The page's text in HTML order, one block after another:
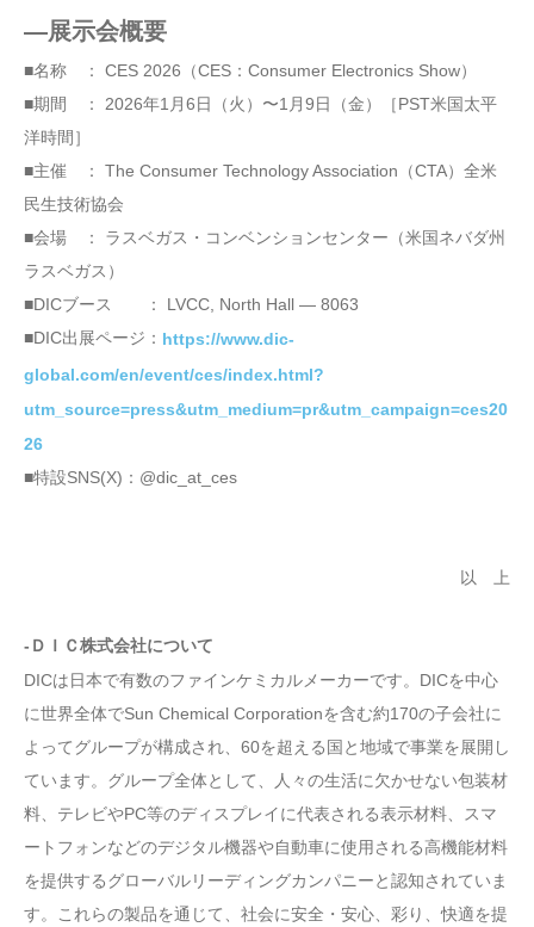
―展示会概要
■名称 ： CES 2026（CES：Consumer Electronics Show）
■期間 ： 2026年1月6日（火）〜1月9日（金）［PST米国太平
洋時間］
■主催 ： The Consumer Technology Association（CTA）全米
民生技術協会
■会場 ： ラスベガス・コンベンションセンター（米国ネバダ州
ラスベガス）
■DICブース ： LVCC, North Hall — 8063
■DIC出展ページ： https://www.dic-
global.com/en/event/ces/index.html?
utm_source=press&utm_medium=pr&utm_campaign=ces20
26
■特設SNS(X)：@dic_at_ces
以 上
-ＤＩＣ株式会社について
DICは日本で有数のファインケミカルメーカーです。DICを中心
に世界全体でSun Chemical Corporationを含む約170の子会社に
よってグループが構成され、60を超える国と地域で事業を展開し
ています。グループ全体として、人々の生活に欠かせない包装材
料、テレビやPC等のディスプレイに代表される表示材料、スマ
ートフォンなどのデジタル機器や自動車に使用される高機能材料
を提供するグローバルリーディングカンパニーと認知されていま
す。これらの製品を通じて、社会に安全・安心、彩り、快適を提